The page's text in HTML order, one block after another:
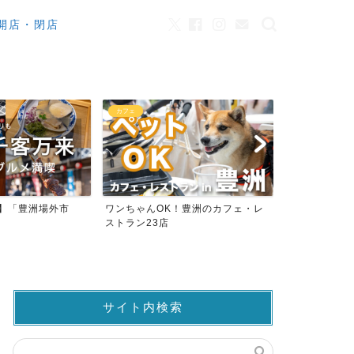
店・閉店
洲のカフェ・レ
観光
豊洲市場でマグロを買う方法と水産
仲卸売場MAP
サイト内検索